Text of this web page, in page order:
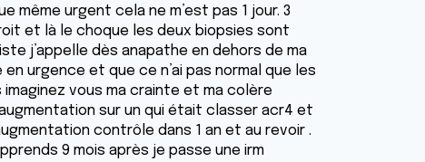
même urgent cela ne m’est pas 1 jour. 3
et là le choque les deux biopsies sont
j’appelle dès anapathe en dehors de ma
urgence et que ce n’ai pas normal que les
vous ma crainte et ma colère
sur un qui était classer acr4 et
contrôle dans 1 an et au revoir .
9 mois après je passe une irm